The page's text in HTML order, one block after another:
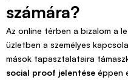
számára?
Az online térben a bizalom a
üzletben a személyes
mások tapasztalataira
social proof jelentése éppen